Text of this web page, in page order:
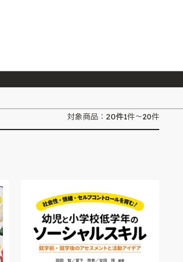
『ONE PIECE magazine 021 ONE PIECEカード付き同梱版』発売延期のご案内
対象商品： 20件1件～20件